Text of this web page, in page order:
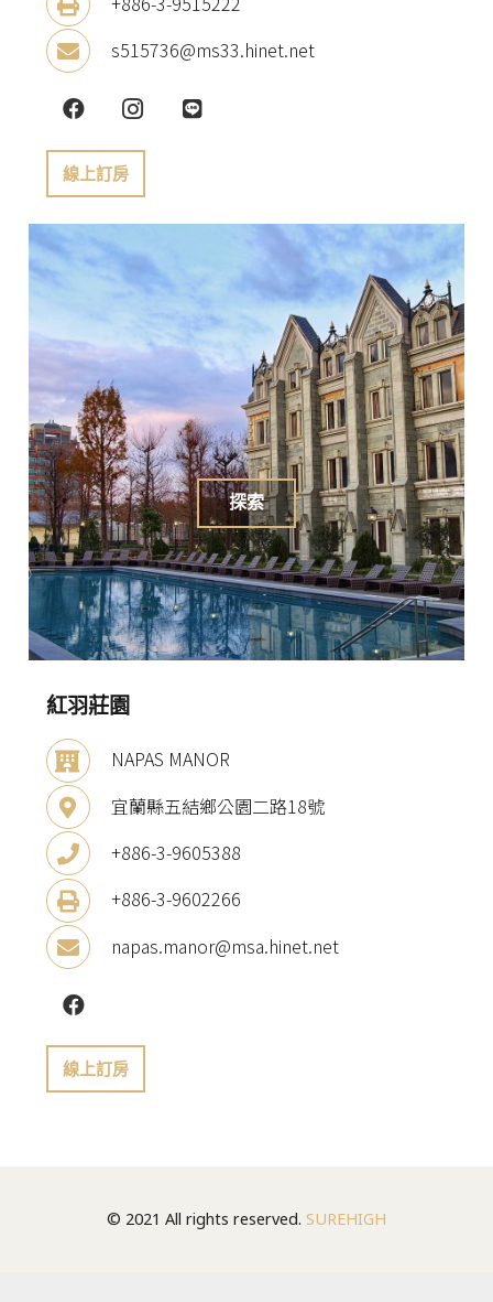
s515736@ms33.hinet.net
線上訂房
探索
紅羽莊園
NAPAS MANOR
宜蘭縣五結鄉公園二路18號
+886-3-9605388
+886-3-9602266
napas.manor@msa.hinet.net
線上訂房
© 2021 All rights reserved. SUREHIGH